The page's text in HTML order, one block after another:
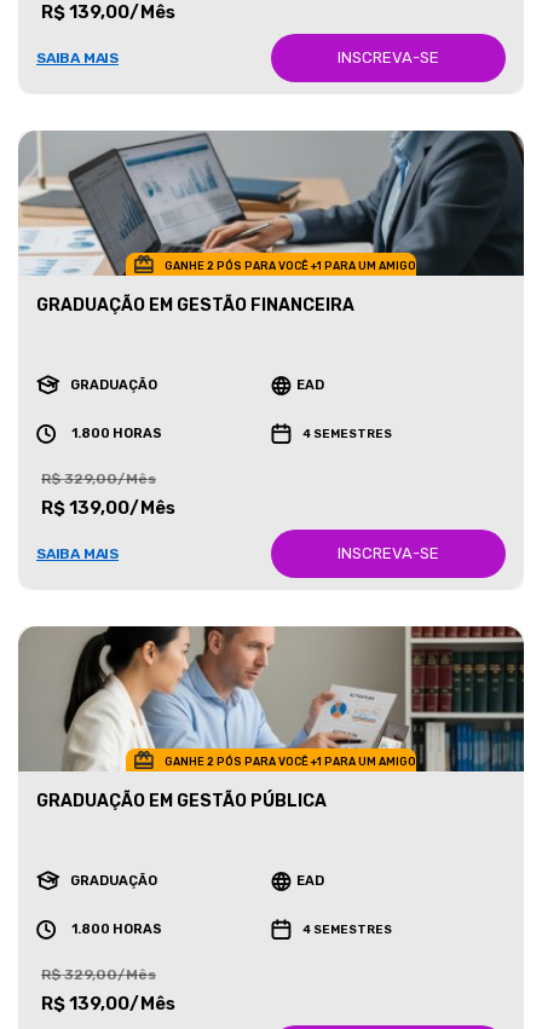
R$ 139,00/Mês
SAIBA MAIS INSCREVA-SE
GANHE 2 PÓS PARA VOCÊ +1 PARA UM AMIGO
GRADUAÇÃO EM GESTÃO FINANCEIRA
GRADUAÇÃO EAD
1.800 HORAS 4 SEMESTRES
R$ 329,00/Mês
R$ 139,00/Mês
SAIBA MAIS INSCREVA-SE
GANHE 2 PÓS PARA VOCÊ +1 PARA UM AMIGO
GRADUAÇÃO EM GESTÃO PÚBLICA
GRADUAÇÃO EAD
1.800 HORAS 4 SEMESTRES
R$ 329,00/Mês
R$ 139,00/Mês